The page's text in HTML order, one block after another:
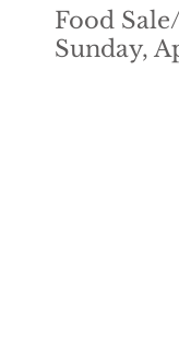
Food
Sunday,